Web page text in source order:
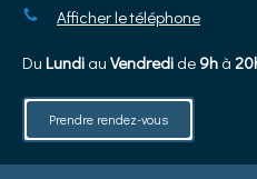
Afficher le téléphone
Du Lundi au Vendredi de 9h à
Prendre rendez-vous